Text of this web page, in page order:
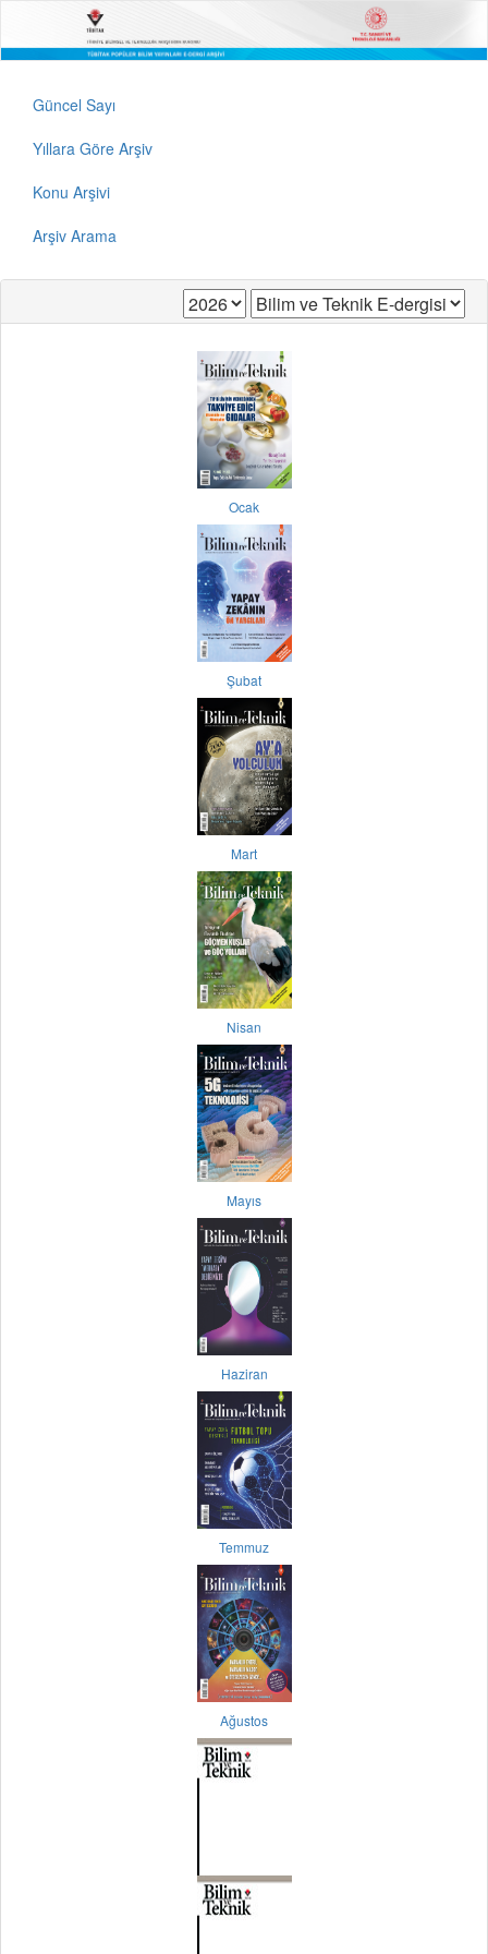
Güncel Sayı
Yıllara Göre Arşiv
Konu Arşivi
Arşiv Arama
Ocak
Şubat
Mart
Nisan
Mayıs
Haziran
Temmuz
Ağustos